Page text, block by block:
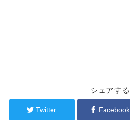
シェアする
Twitter Facebook